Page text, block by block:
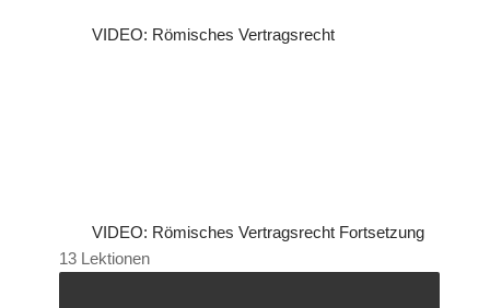
VIDEO: Römisches Vertragsrecht
VIDEO: Römisches Vertragsrecht Fortsetzung
13 Lektionen